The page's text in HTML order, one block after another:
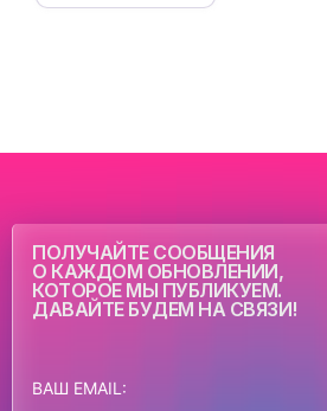
ПОЛУЧАЙТЕ СООБЩЕНИЯ
О КАЖДОМ ОБНОВЛЕНИИ,
КОТОРОЕ МЫ ПУБЛИКУЕМ.
ДАВАЙТЕ БУДЕМ НА СВЯЗИ!
ВАШ EMAIL: